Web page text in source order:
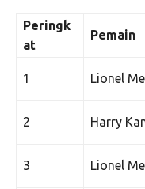
Peringk
at
Pemain
1 Lionel
2 Harry
3 Lionel